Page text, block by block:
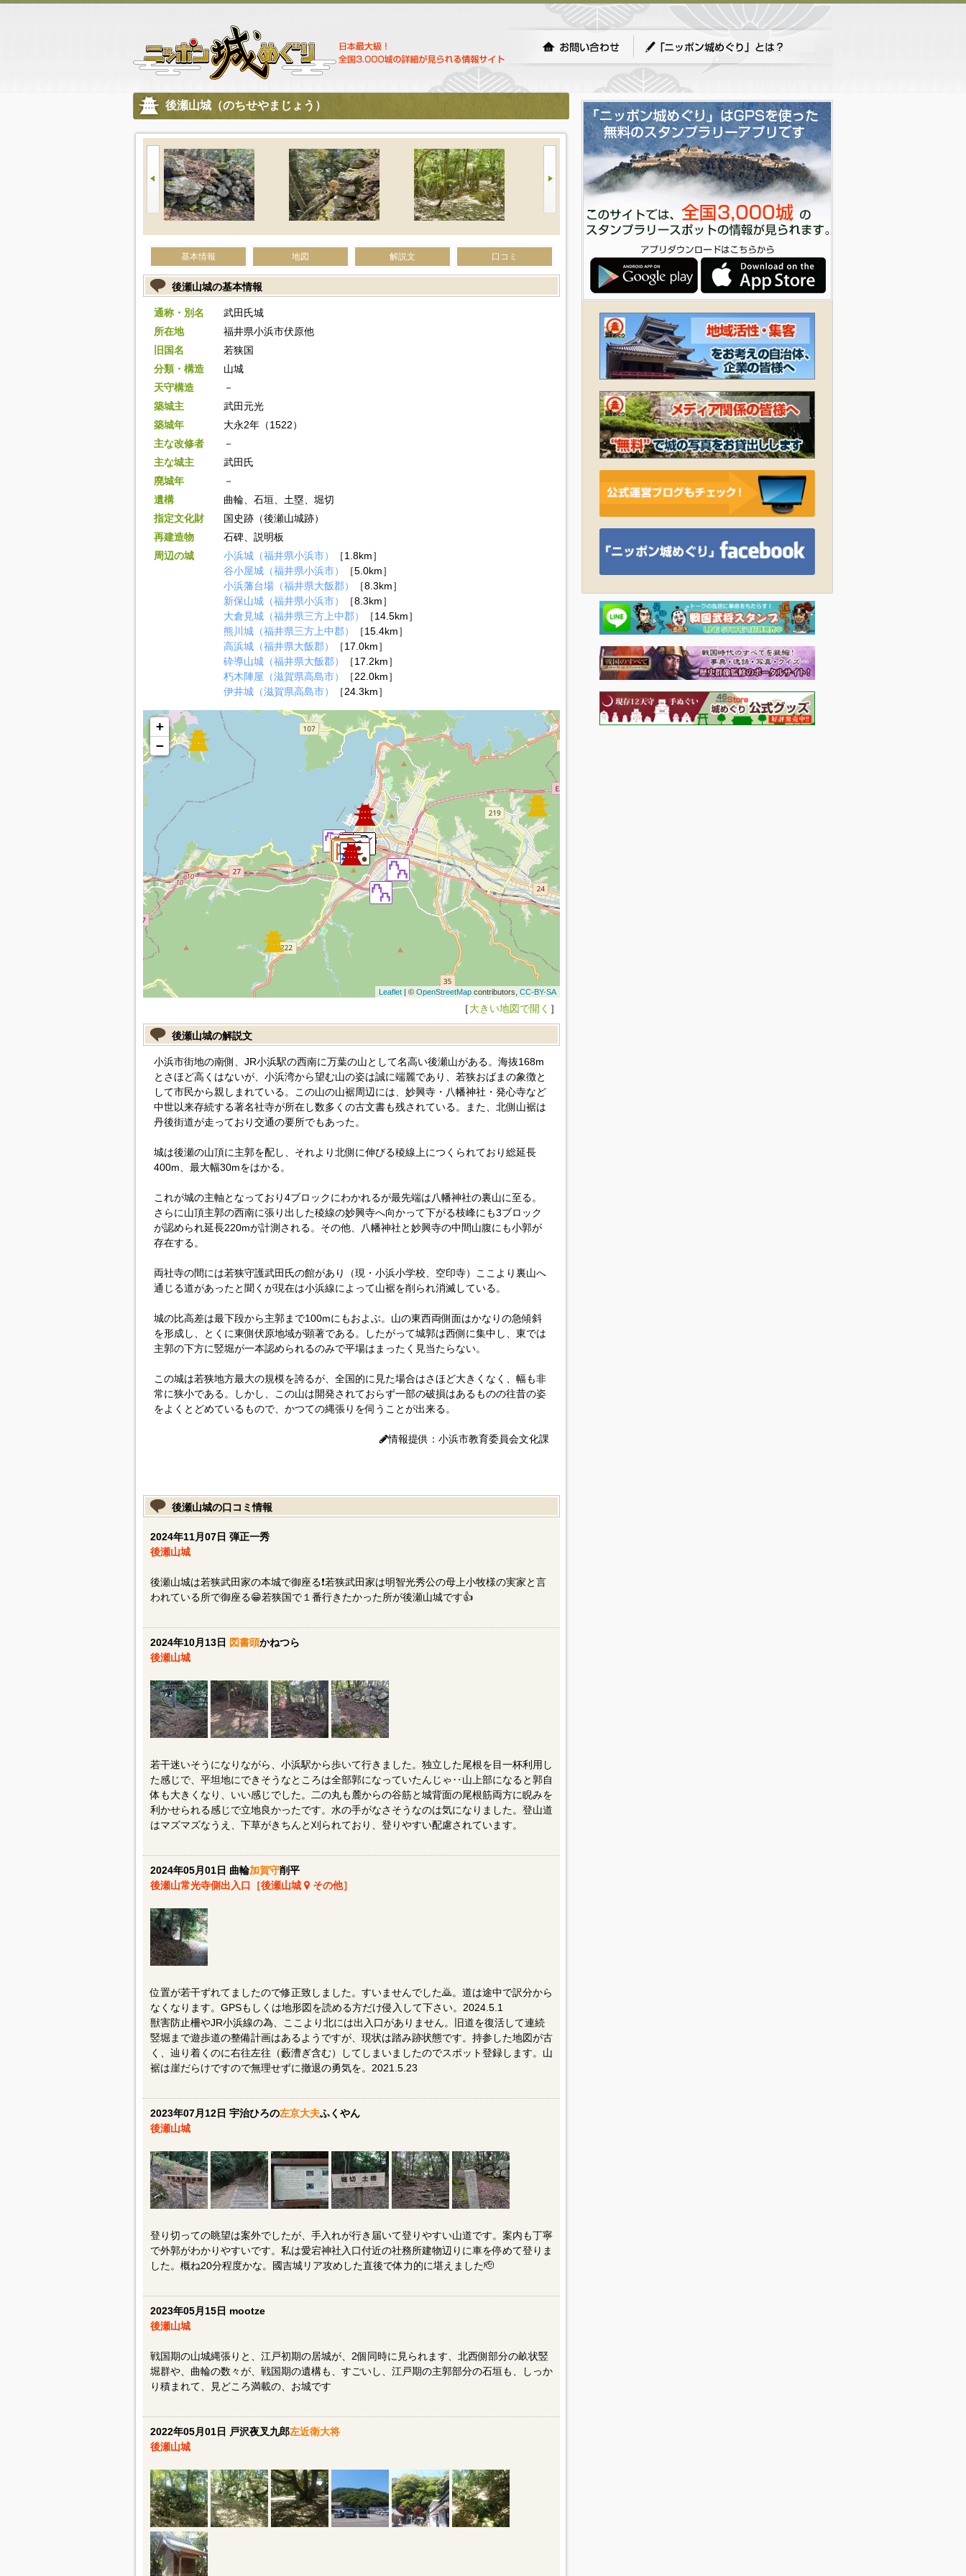
後瀬山城（のちせやまじょう）
基本情報 地図 解説文 口コミ
後瀬山城の基本情報
通称・別名
武田氏城
所在地
福井県小浜市伏原他
旧国名
若狭国
分類・構造
山城
天守構造
－
築城主
武田元光
築城年
大永2年（1522）
主な改修者
－
主な城主
武田氏
廃城年
－
遺構
曲輪、石垣、土塁、堀切
指定文化財
国史跡（後瀬山城跡）
再建造物
石碑、説明板
周辺の城
小浜城（福井県小浜市）
［1.8km］
谷小屋城（福井県小浜市）
［5.0km］
小浜藩台場（福井県大飯郡）
［8.3km］
新保山城（福井県小浜市）
［8.3km］
大倉見城（福井県三方上中郡）
［14.5km］
熊川城（福井県三方上中郡）
［15.4km］
高浜城（福井県大飯郡）
［17.0km］
砕導山城（福井県大飯郡）
［17.2km］
朽木陣屋（滋賀県高島市）
［22.0km］
伊井城（滋賀県高島市）
［24.3km］
+
−
Leaflet| © OpenStreetMapcontributors, CC-BY-SA
［大きい地図で開く ］
後瀬山城の解説文
小浜市街地の南側、JR小浜駅の西南に万葉の山として名高い後瀬山がある。海抜168m
とさほど高くはないが、小浜湾から望む山の姿は誠に端麗であり、若狭おばまの象徴と
して市民から親しまれている。この山の山裾周辺には、妙興寺・八幡神社・発心寺など
中世以来存続する著名社寺が所在し数多くの古文書も残されている。また、北側山裾は
丹後街道が走っており交通の要所でもあった。
城は後瀬の山頂に主郭を配し、それより北側に伸びる稜線上につくられており総延長
400m、最大幅30mをはかる。
これが城の主軸となっており4ブロックにわかれるが最先端は八幡神社の裏山に至る。
さらに山頂主郭の西南に張り出した稜線の妙興寺へ向かって下がる枝峰にも3ブロック
が認められ延長220mが計測される。その他、八幡神社と妙興寺の中間山腹にも小郭が
存在する。
両社寺の間には若狭守護武田氏の館があり（現・小浜小学校、空印寺）ここより裏山へ
通じる道があったと聞くが現在は小浜線によって山裾を削られ消滅している。
城の比高差は最下段から主郭まで100mにもおよぶ。山の東西両側面はかなりの急傾斜
を形成し、とくに東側伏原地域が顕著である。したがって城郭は西側に集中し、東では
主郭の下方に竪堀が一本認められるのみで平場はまったく見当たらない。
この城は若狭地方最大の規模を誇るが、全国的に見た場合はさほど大きくなく、幅も非
常に狭小である。しかし、この山は開発されておらず一部の破損はあるものの往昔の姿
をよくとどめているもので、かつての縄張りを伺うことが出来る。
情報提供：小浜市教育委員会文化課
後瀬山城の口コミ情報
2024年11月07日 弾正一秀
後瀬山城
後瀬山城は若狭武田家の本城で御座る❗若狭武田家は明智光秀公の母上小牧様の実家と言
われている所で御座る😁若狭国で１番行きたかった所が後瀬山城です👍
2024年10月13日 図書頭かねつら
後瀬山城
若干迷いそうになりながら、小浜駅から歩いて行きました。独立した尾根を目一杯利用し
た感じで、平坦地にできそうなところは全部郭になっていたんじゃ‥山上部になると郭自
体も大きくなり、いい感じでした。二の丸も麓からの谷筋と城背面の尾根筋両方に睨みを
利かせられる感じで立地良かったです。水の手がなさそうなのは気になりました。登山道
はマズマズなうえ、下草がきちんと刈られており、登りやすい配慮されています。
2024年05月01日 曲輪加賀守削平
後瀬山常光寺側出入口［後瀬山城
その他］
位置が若干ずれてましたので修正致しました。すいませんでした🙇。道は途中で訳分から
なくなります。GPSもしくは地形図を読める方だけ侵入して下さい。2024.5.1
獣害防止柵やJR小浜線の為、ここより北には出入口がありません。旧道を復活して連続
竪堀まで遊歩道の整備計画はあるようですが、現状は踏み跡状態です。持参した地図が古
く、辿り着くのに右往左往（藪漕ぎ含む）してしまいましたのでスポット登録します。山
裾は崖だらけですので無理せずに撤退の勇気を。2021.5.23
2023年07月12日 宇治ひろの左京大夫ふくやん
後瀬山城
登り切っての眺望は案外でしたが、手入れが行き届いて登りやすい山道です。案内も丁寧
で外郭がわかりやすいです。私は愛宕神社入口付近の社務所建物辺りに車を停めて登りま
した。概ね20分程度かな。國吉城リア攻めした直後で体力的に堪えました🫡
2023年05月15日 mootze
後瀬山城
戦国期の山城縄張りと、江戸初期の居城が、2個同時に見られます、北西側部分の畝状竪
堀群や、曲輪の数々が、戦国期の遺構も、すごいし、江戸期の主郭部分の石垣も、しっか
り積まれて、見どころ満載の、お城です
2022年05月01日 戸沢夜叉九郎左近衛大将
後瀬山城